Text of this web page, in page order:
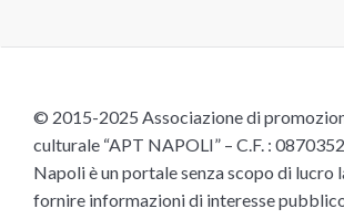
© 2015-2025 Associazione di
culturale “APT NAPOLI” – C.F. :
Napoli è un portale senza scopo di lucro
fornire informazioni di interesse